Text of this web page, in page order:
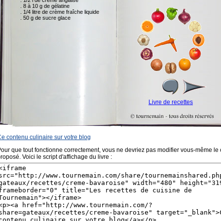
contenu culinaire sur votre blog
que tout fonctionne correctement, vous ne devriez pas modifier vous-même le
Voici le script d'affichage du livre :